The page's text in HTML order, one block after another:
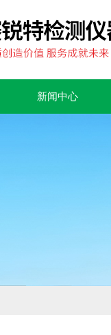
新闻中心